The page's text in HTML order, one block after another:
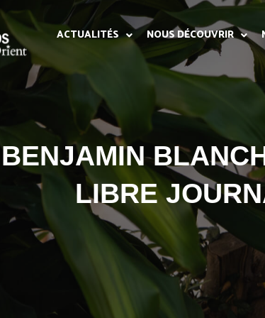
ACTUALITÉS NOUS DÉCOUVRIR
BENJAMIN
LIBRE